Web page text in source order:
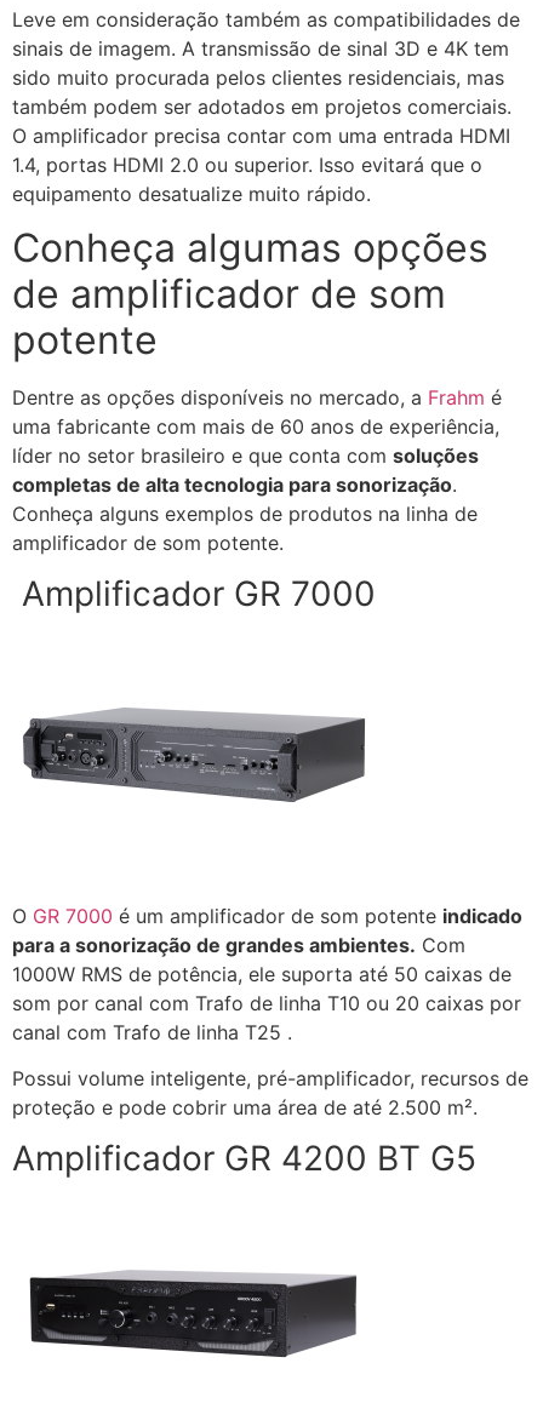
Leve em consideração também as compatibilidades de
sinais de imagem. A transmissão de sinal 3D e 4K tem
sido muito procurada pelos clientes residenciais, mas
também podem ser adotados em projetos comerciais.
O amplificador precisa contar com uma entrada HDMI
1.4, portas HDMI 2.0 ou superior. Isso evitará que o
equipamento desatualize muito rápido.
Conheça algumas opções
de amplificador de som
potente
Dentre as opções disponíveis no mercado, a Frahm é
uma fabricante com mais de 60 anos de experiência,
líder no setor brasileiro e que conta com soluções
completas de alta tecnologia para sonorização.
Conheça alguns exemplos de produtos na linha de
amplificador de som potente.
Amplificador GR 7000
O GR 7000 é um amplificador de som potente indicado
para a sonorização de grandes ambientes. Com
1000W RMS de potência, ele suporta até 50 caixas de
som por canal com Trafo de linha T10 ou 20 caixas por
canal com Trafo de linha T25 .
Possui volume inteligente, pré-amplificador, recursos de
proteção e pode cobrir uma área de até 2.500 m².
Amplificador GR 4200 BT G5